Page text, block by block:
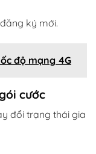
ký mới.
độ mạng 4G
cước
đổi trạng thái gia